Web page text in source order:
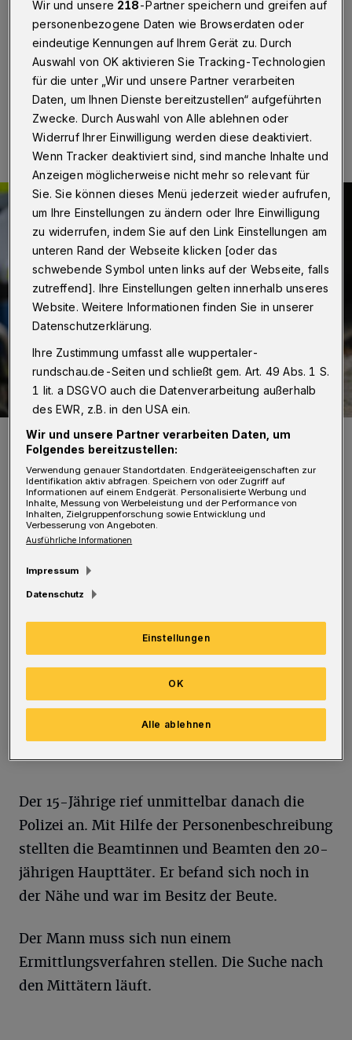
Ein 15-Jähriger ist am Dienstag (13. Juni
2023) gegen 17 Uhr am Alten Markt in Barmen
überfallen worden. Einer der Täter wurde gestellt.
14.06.2023 , 13:40 Uhr Eine Minute Lesezeit
Symbolbild.
Foto: Christoph Petersen
N Jugendlichen drei Männer umstellt, als
er über den Alten Markt ging. „Einer forderte
die Herausgabe von Bargeld und einer
Umhängetasche unter der Androhung von
Gewalt. Der Junge gab der Forderung nach und
händigte seine Wertsachen aus. Daraufhin
flüchteten die drei Personen“, heißt es aus
dem Präsidium.
Der 15-Jährige rief unmittelbar danach die
Polizei an. Mit Hilfe der Personenbeschreibung
stellten die Beamtinnen und Beamten den 20-
jährigen Haupttäter. Er befand sich noch in
der Nähe und war im Besitz der Beute.
Der Mann muss sich nun einem
Ermittlungsverfahren stellen. Die Suche nach
den Mittätern läuft.
Wir und unsere 218-Partner speichern und greifen auf
personenbezogene Daten wie Browserdaten oder
eindeutige Kennungen auf Ihrem Gerät zu. Durch
Auswahl von OK aktivieren Sie Tracking-Technologien
für die unter „Wir und unsere Partner verarbeiten
Daten, um Ihnen Dienste bereitzustellen“ aufgeführten
Zwecke. Durch Auswahl von Alle ablehnen oder
Widerruf Ihrer Einwilligung werden diese deaktiviert.
Wenn Tracker deaktiviert sind, sind manche Inhalte und
Anzeigen möglicherweise nicht mehr so relevant für
Sie. Sie können dieses Menü jederzeit wieder aufrufen,
um Ihre Einstellungen zu ändern oder Ihre Einwilligung
zu widerrufen, indem Sie auf den Link Einstellungen am
unteren Rand der Webseite klicken [oder das
schwebende Symbol unten links auf der Webseite, falls
zutreffend]. Ihre Einstellungen gelten innerhalb unseres
Website. Weitere Informationen finden Sie in unserer
Datenschutzerklärung.
Ihre Zustimmung umfasst alle wuppertaler-
rundschau.de-Seiten und schließt gem. Art. 49 Abs. 1 S.
1 lit. a DSGVO auch die Datenverarbeitung außerhalb
des EWR, z.B. in den USA ein.
Wir und unsere Partner verarbeiten Daten, um
Folgendes bereitzustellen:
Verwendung genauer Standortdaten. Endgeräteeigenschaften zur
Identifikation aktiv abfragen. Speichern von oder Zugriff auf
Informationen auf einem Endgerät. Personalisierte Werbung und
Inhalte, Messung von Werbeleistung und der Performance von
Inhalten, Zielgruppenforschung sowie Entwicklung und
Verbesserung von Angeboten.
Ausführliche Informationen
Impressum
Datenschutz
Einstellungen
Alle ablehnen
OK